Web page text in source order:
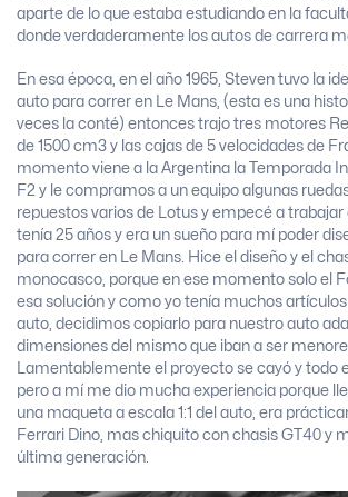
aparte de lo que estaba estudiando en la
donde verdaderamente los autos de carrera
En esa época, en el año 1965, Steven tuvo la
auto para correr en Le Mans, (esta es una
veces la conté) entonces trajo tres motores
de 1500 cm3 y las cajas de 5 velocidades de
momento viene a la Argentina la Temporada
F2 y le compramos a un equipo algunas
repuestos varios de Lotus y empecé a trabajar
tenía 25 años y era un sueño para mí poder
para correr en Le Mans. Hice el diseño y el
monocasco, porque en ese momento solo el
esa solución y como yo tenía muchos artículos
auto, decidimos copiarlo para nuestro auto
dimensiones del mismo que iban a ser
Lamentablemente el proyecto se cayó y todo
pero a mí me dio mucha experiencia porque
una maqueta a escala 1:1 del auto, era
Ferrari Dino, mas chiquito con chasis GT40 y
última generación.